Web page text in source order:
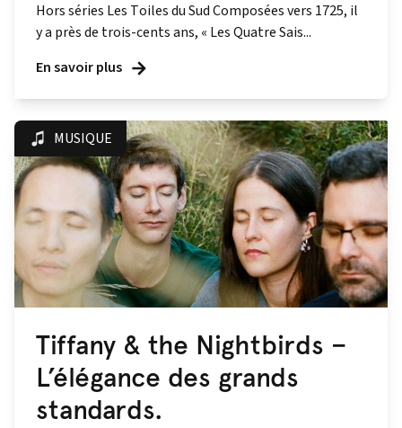
Hors séries Les Toiles du Sud Composées vers 1725, il
y a près de trois-cents ans, « Les Quatre Sais...
En savoir plus
MUSIQUE
Tiffany & the Nightbirds –
L’élégance des grands
standards.